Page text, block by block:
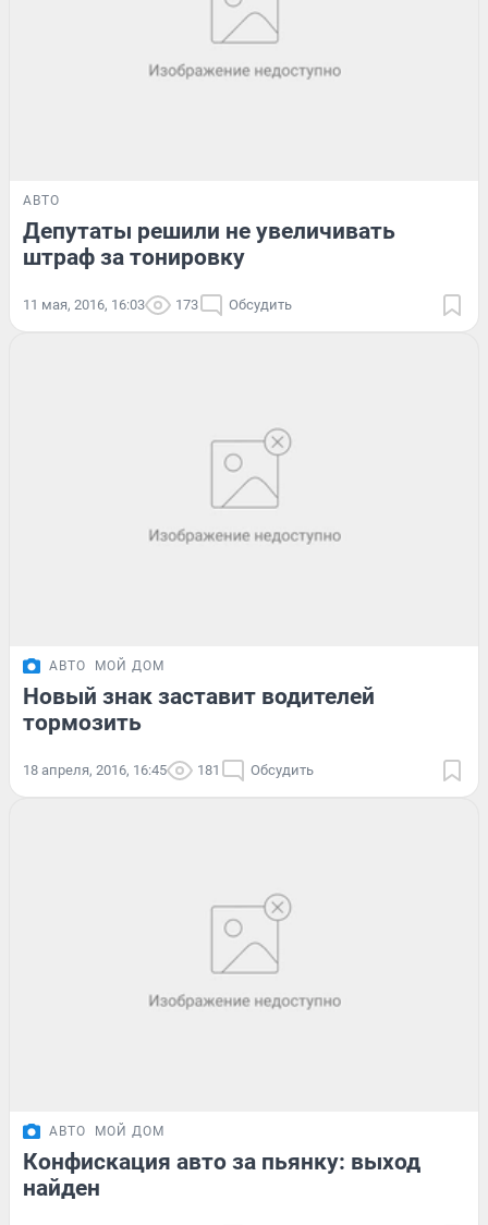
АВТО
Депутаты решили не увеличивать
штраф за тонировку
11 мая, 2016, 16:03 173 Обсудить
АВТО МОЙ ДОМ
Новый знак заставит водителей
тормозить
18 апреля, 2016, 16:45 181 Обсудить
АВТО МОЙ ДОМ
Конфискация авто за пьянку: выход
найден